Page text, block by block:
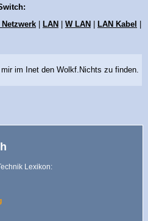
Netzwerk LAN W LAN LAN Kabel
im Inet den Wolkf.Nichts zu finden.
Lexikon: